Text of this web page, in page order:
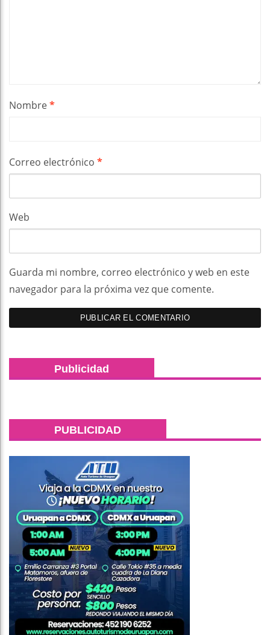
Nombre*
Correo electrónico *
Web
Guarda mi nombre, correo electrónico y web en este
navegador para la próxima vez que comente.
Publicidad
PUBLICIDAD